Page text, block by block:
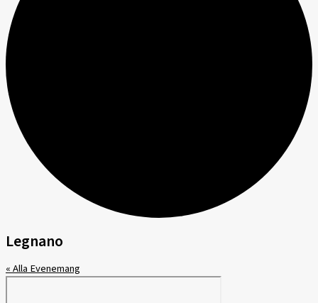
Legnano
« Alla Evenemang